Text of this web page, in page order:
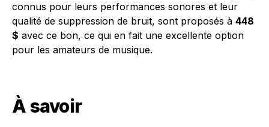
connus pour leurs performances sonores et leur
qualité de suppression de bruit, sont proposés à 448
$ avec ce bon, ce qui en fait une excellente option
pour les amateurs de musique.
À savoir